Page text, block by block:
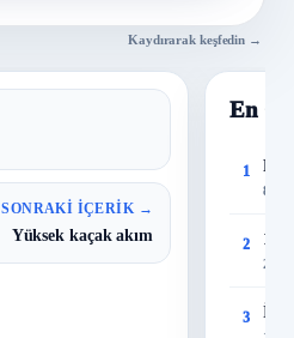
Kaydırarak keşfedin →
SONRAKI İÇERIK →
Yüksek kaçak akım
En
1
8
2 150
27
3